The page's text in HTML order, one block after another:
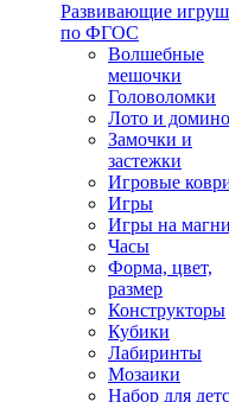
Развивающие
по ФГОС
Волшебные
мешочки
Головоломки
Лото и домино
Замочки и
застежки
Игровые
Игры
Игры на
Часы
Форма, цвет,
размер
Конструкторы
Кубики
Лабиринты
Мозаики
Набор для